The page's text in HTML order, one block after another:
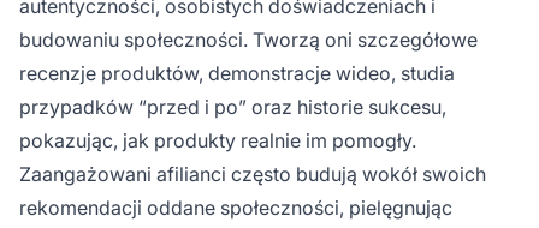
autentyczności, osobistych doświadczeniach i
budowaniu społeczności. Tworzą oni szczegółowe
recenzje produktów, demonstracje wideo, studia
przypadków “przed i po” oraz historie sukcesu,
pokazując, jak produkty realnie im pomogły.
Zaangażowani afilianci często budują wokół swoich
rekomendacji oddane społeczności, pielęgnując